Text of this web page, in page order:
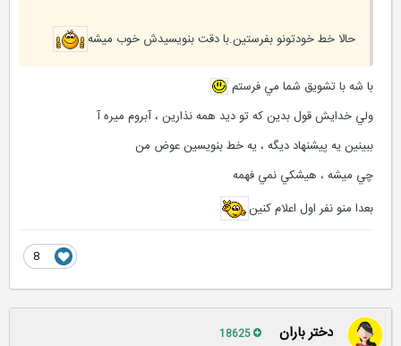
حالا خط خودتونو بفرستین.با دقت بنویسیدش خوب میشه
با شه با تشويق شما مي فرستم
ولي خدايش قول بدين كه تو ديد همه نذارين ، آبروم ميره آ
ببينين يه پيشنهاد ديگه ، يه خط بنويسين عوض من
چي ميشه ، هيشكي نمي فهمه
بعدا منو نفر اول اعلام كنين
دختر باران